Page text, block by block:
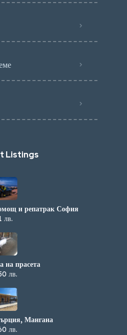
Listings​
и репатрак София
лв.
на прасета
лв.
Мангана
лв.